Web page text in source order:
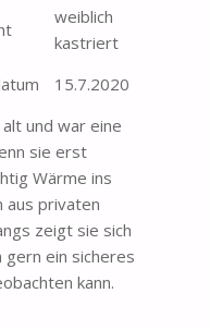
weiblich
kastriert
15.7.2020
und war eine
sie erst
Wärme ins
aus privaten
zeigt sie sich
gern ein sicheres
kann.